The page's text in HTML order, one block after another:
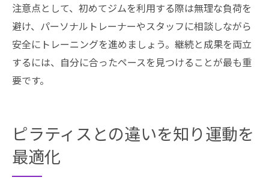
注意点として、初めてジムを利用する際は無理な負荷を
避け、パーソナルトレーナーやスタッフに相談しながら
安全にトレーニングを進めましょう。継続と成果を両立
するには、自分に合ったペースを見つけることが最も重
要です。
ピラティスとの違いを知り運動を
最適化